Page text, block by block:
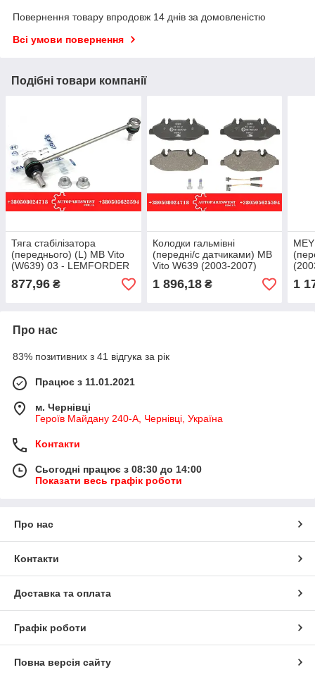
Повернення товару впродовж 14 днів за домовленістю
Всі умови повернення
Подібні товари компанії
Тяга стабілізатора
(переднього) (L) MB Vito
(W639) 03 - LEMFORDER
877,96 ₴
Колодки гальмівні
(передні/с датчиками) MB
Vito W639 (2003-2007)
ATE 13.0460-3819.2
1 896,18₴ 1
Про нас
83% позитивних з 41 відгука за рік
Працює з 11.01.2021
м. Чернівці
Героїв Майдану 240-А, Чернівці, Україна
Контакти
Сьогодні працює з 08:30 до 14:00
Показати весь графік роботи
Про нас
Контакти
Доставка та оплата
Графік роботи
Повна версія сайту